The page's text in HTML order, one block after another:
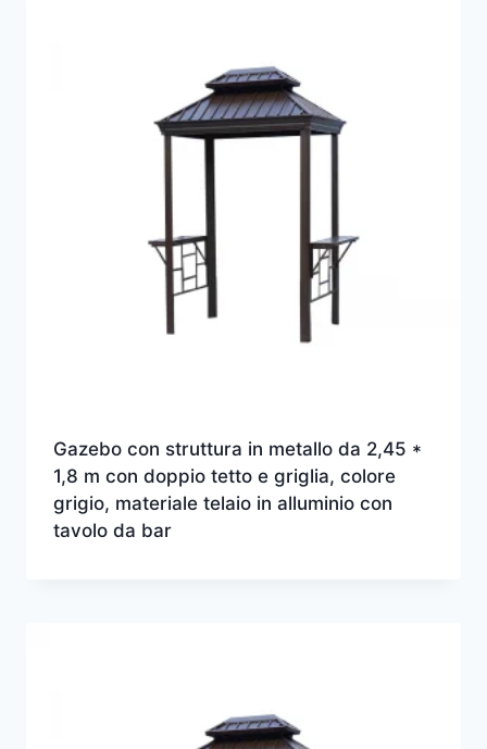
Gazebo con struttura in metallo da 2,45 *
1,8 m con doppio tetto e griglia, colore
grigio, materiale telaio in alluminio con
tavolo da bar